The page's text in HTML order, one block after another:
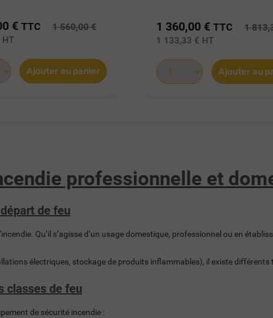
€ TTC 1 560,00 €
HT
Ajouter au panier
1 360,00 € TTC 1
1 133,33 € HT
Ajouter au
professionnelle et
de feu
Qu’il s’agisse d’un usage domestique, professionnel ou en
électriques, stockage de produits inflammables), il existe
classes de feu
de sécurité incendie :